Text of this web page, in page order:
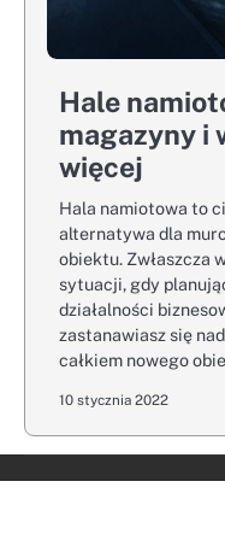
Hale
magazyny i
więcej
Hala namiotowa to
alternatywa dla
obiektu. Zwłaszcza
sytuacji, gdy
działalności
zastanawiasz się
całkiem nowego
10 stycznia 2022